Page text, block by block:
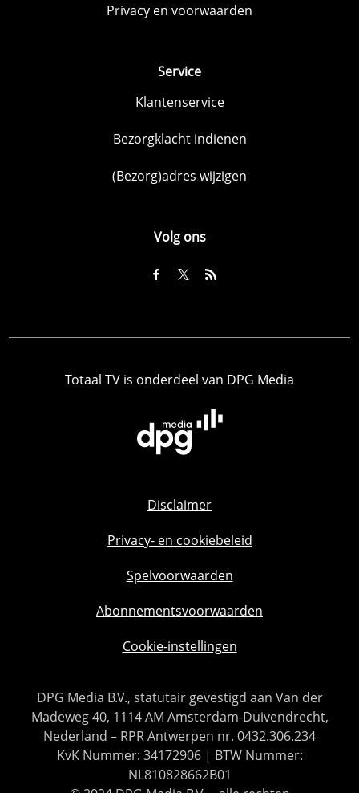
Privacy en voorwaarden
Service
Klantenservice
Bezorgklacht indienen
(Bezorg)adres wijzigen
Volg ons
Totaal TV is onderdeel van DPG Media
Disclaimer
Privacy- en cookiebeleid
Spelvoorwaarden
Abonnementsvoorwaarden
Cookie-instellingen
DPG Media B.V., statutair gevestigd aan Van der
Madeweg 40, 1114 AM Amsterdam-Duivendrecht,
Nederland – RPR Antwerpen nr. 0432.306.234
KvK Nummer: 34172906 | BTW Nummer:
NL810828662B01